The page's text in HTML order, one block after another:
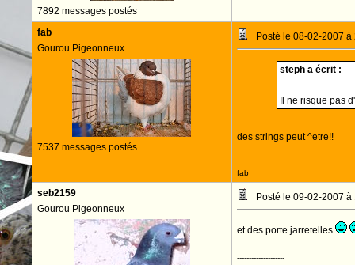
7892 messages postés
fab
Gourou Pigeonneux
7537 messages postés
Posté le 08-02-2007
steph a écrit :
Il ne risque pas
des strings peut ^etre!!
--------------------
fab
seb2159
Gourou Pigeonneux
Posté le 09-02-2007
et des porte jarretelles
--------------------